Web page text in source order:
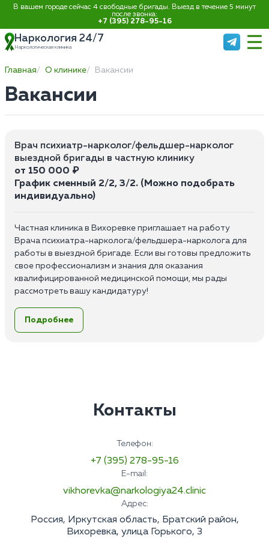
В вашем городе сейчас 4 свободные бригады. Выезд в течение 5 минут
после звонка:
+7 (395) 278-95-16
Наркология 24/7
Наркологическая клиника
Главная О клинике Вакансии
Вакансии
Врач психиатр-нарколог/фельдшер-нарколог
выездной бригады в частную клинику
от 150 000 ₽
График сменный 2/2, 3/2. (Можно подобрать
индивидуально)
Частная клиника в Вихоревке приглашает на работу
Врача психиатра-нарколога/фельдшера-нарколога для
работы в выездной бригаде. Если вы готовы предложить
свое профессионализм и знания для оказания
квалифицированной медицинской помощи, мы рады
рассмотреть вашу кандидатуру!
Обязанности:
Выезд на дом, первичное обследование пациентов;
Высшее или среднее медицинское образование по
Опыт работы от 1 до 3 лет;
Знание основ психиатрии и наркологии, а также
основных методов инструментальной и лабораторной
диагностики;
Умение работать в команде;
Ответственность;
Пунктуальность и высокая
Подробнее
Контакты
Телефон:
+7 (395) 278-95-16
E-mail:
vikhorevka@narkologiya24.clinic
Адрес:
Россия, Иркутская область, Братский район,
Вихоревка, улица Горького, 3